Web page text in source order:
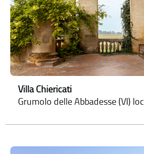
Villa Chiericati
Grumolo delle Abbadesse (VI)